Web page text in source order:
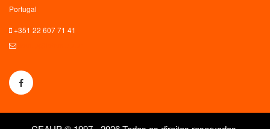
Portugal
+351 22 607 71 41